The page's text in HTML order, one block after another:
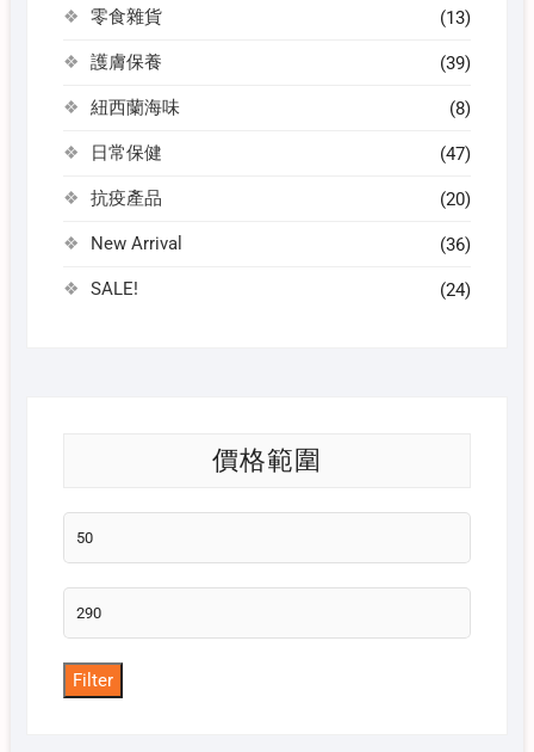
零食雜貨 (13)
護膚保養 (39)
紐西蘭海味 (8)
日常保健 (47)
抗疫產品 (20)
New Arrival (36)
SALE! (24)
價格範圍
Min
price
Max
price
Filter